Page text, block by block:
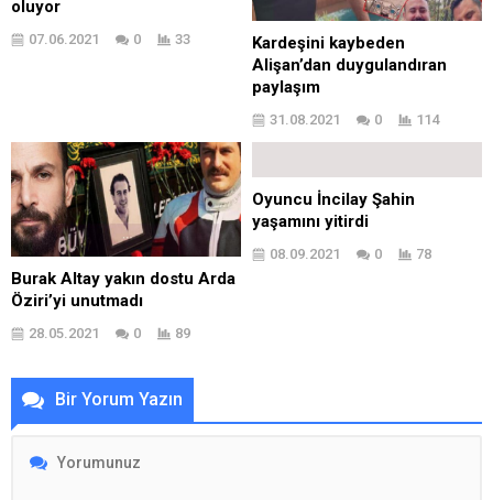
oluyor
07.06.2021 0 33
Kardeşini kaybeden
Alişan’dan duygulandıran
paylaşım
31.08.2021 0 114
Burak Altay yakın dostu Arda
Öziri’yi unutmadı
28.05.2021 0 89
Oyuncu İncilay Şahin
yaşamını yitirdi
08.09.2021 0 78
Bir Yorum Yazın